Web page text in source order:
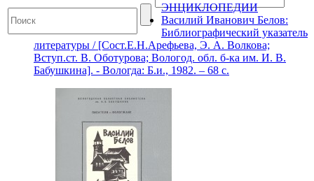
ЭНЦИКЛОПЕДИИ
Василий Иванович Белов:
Библиографический указатель
литературы / [Сост.Е.Н.Арефьева, Э. А. Волкова;
Вступ.ст. В. Оботурова; Вологод. обл. б-ка им. И. В.
Бабушкина]. - Вологда: Б.и., 1982. – 68 с.